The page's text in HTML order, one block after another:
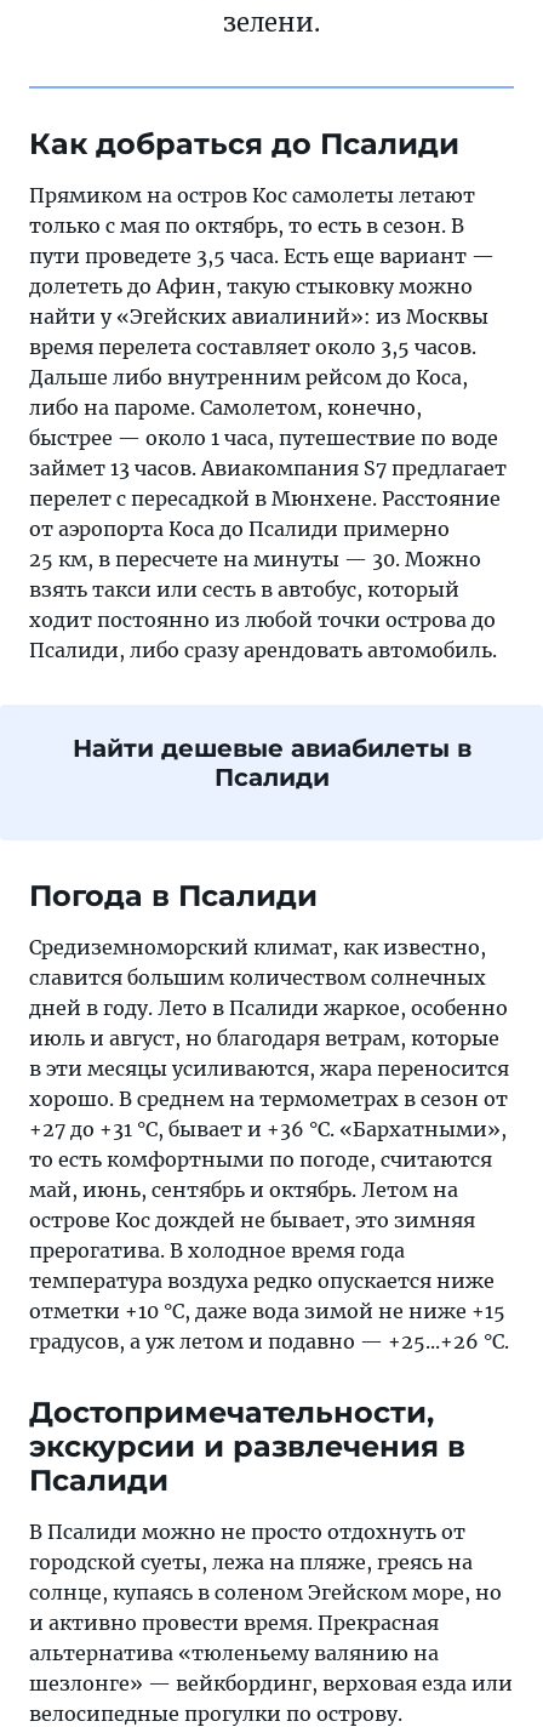
зелени.
Как добраться до Псалиди
Прямиком на остров Кос самолеты летают
только с мая по октябрь, то есть в сезон. В
пути проведете 3,5 часа. Есть еще вариант —
долететь до Афин, такую стыковку можно
найти у «Эгейских авиалиний»: из Москвы
время перелета составляет около 3,5 часов.
Дальше либо внутренним рейсом до Коса,
либо на пароме. Самолетом, конечно,
быстрее — около 1 часа, путешествие по воде
займет 13 часов. Авиакомпания S7 предлагает
перелет с пересадкой в Мюнхене. Расстояние
от аэропорта Коса до Псалиди примерно
25 км, в пересчете на минуты — 30. Можно
взять такси или сесть в автобус, который
ходит постоянно из любой точки острова до
Псалиди, либо сразу арендовать автомобиль.
Найти дешевые авиабилеты в
Псалиди
Погода в Псалиди
Средиземноморский климат, как известно,
славится большим количеством солнечных
дней в году. Лето в Псалиди жаркое, особенно
июль и август, но благодаря ветрам, которые
в эти месяцы усиливаются, жара переносится
хорошо. В среднем на термометрах в сезон от
+27 до +31 °C, бывает и +36 °C. «Бархатными»,
то есть комфортными по погоде, считаются
май, июнь, сентябрь и октябрь. Летом на
острове Кос дождей не бывает, это зимняя
прерогатива. В холодное время года
температура воздуха редко опускается ниже
отметки +10 °C, даже вода зимой не ниже +15
градусов, а уж летом и подавно — +25...+26 °C.
Достопримечательности,
экскурсии и развлечения в
Псалиди
В Псалиди можно не просто отдохнуть от
городской суеты, лежа на пляже, греясь на
солнце, купаясь в соленом Эгейском море, но
и активно провести время. Прекрасная
альтернатива «тюленьему валянию на
шезлонге» — вейкбординг, верховая езда или
велосипедные прогулки по острову.